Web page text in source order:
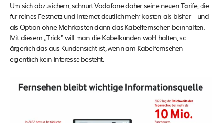
Um sich abzusichern, schnürt Vodafone daher seine neuen Tarife, die
für reines Festnetz und Internet deutlich mehr kosten als bisher – und
als Option ohne Mehrkosten dann das Kabelfernsehen beinhalten.
Mit diesem „Trick“ will man die Kabelkunden wohl halten, so
ärgerlich das aus Kundensicht ist, wenn am Kabelfernsehen
eigentlich kein Interesse besteht.